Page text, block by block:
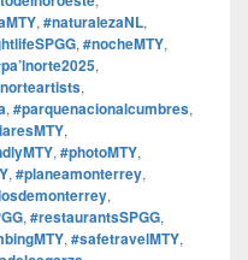
, #naturalezaNL,
, #nocheMTY,
,
,
, #parquenacionalcumbres,
,
, #photoMTY,
, #planeamonterrey,
,
, #restaurantsSPGG,
, #safetravelMTY,